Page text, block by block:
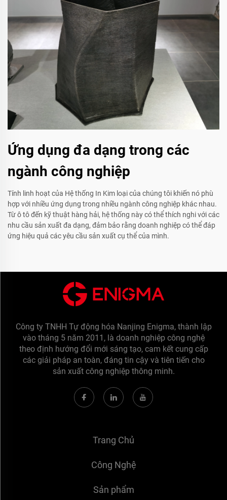
Ứng dụng đa dạng trong các
ngành công nghiệp
Tính linh hoạt của Hệ thống In Kim loại của chúng tôi khiến nó phù
hợp với nhiều ứng dụng trong nhiều ngành công nghiệp khác nhau.
Từ ô tô đến kỹ thuật hàng hải, hệ thống này có thể thích nghi với các
nhu cầu sản xuất đa dạng, đảm bảo rằng doanh nghiệp có thể đáp
ứng hiệu quả các yêu cầu sản xuất cụ thể của mình.
Công ty TNHH Tự động hóa Nanjing Enigma, thành lập
vào tháng 5 năm 2011, là doanh nghiệp công nghệ
theo định hướng đổi mới sáng tạo, cam kết cung cấp
các giải pháp an toàn, đáng tin cậy và tiên tiến cho
sản xuất công nghiệp thông minh.
Trang Chủ
Công Nghệ
Sản phẩm